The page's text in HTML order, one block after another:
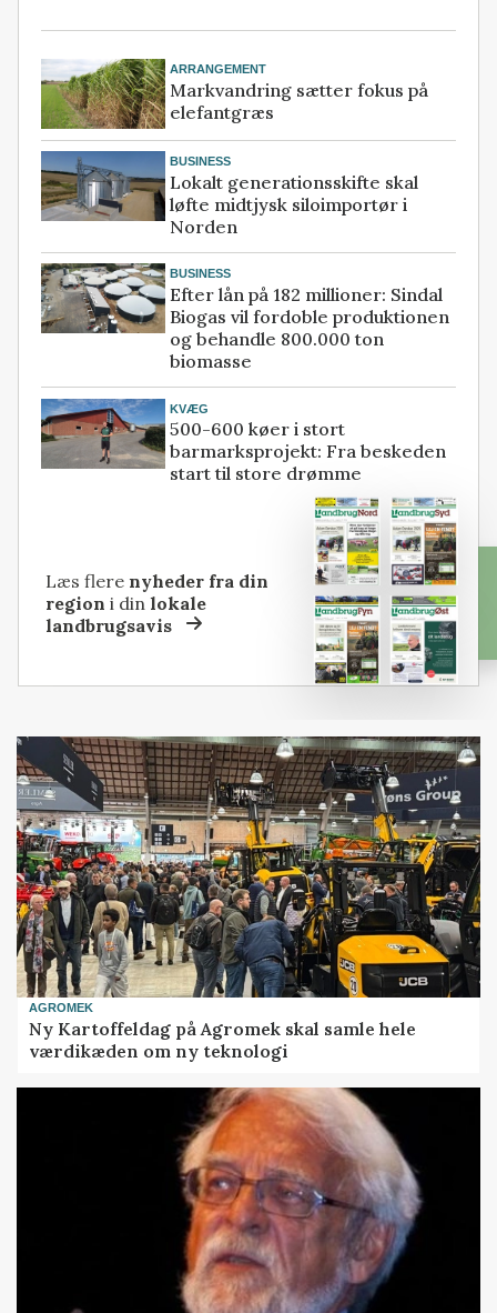
ARRANGEMENT
Markvandring sætter fokus på
elefantgræs
BUSINESS
Lokalt generationsskifte skal
løfte midtjysk siloimportør i
Norden
BUSINESS
Efter lån på 182 millioner: Sindal
Biogas vil fordoble produktionen
og behandle 800.000 ton
biomasse
KVÆG
500-600 køer i stort
barmarksprojekt: Fra beskeden
start til store drømme
Læs flere nyheder fra din
region i dinlokale
landbrugsavis
AGROMEK
Ny Kartoffeldag på Agromek skal samle hele
værdikæden om ny teknologi